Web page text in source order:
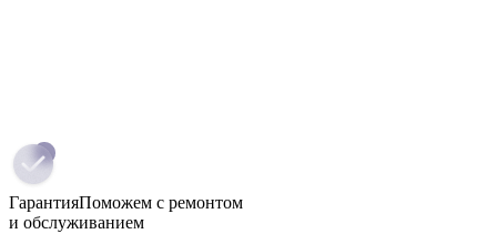
ГарантияПоможем с ремонтом
и обслуживанием